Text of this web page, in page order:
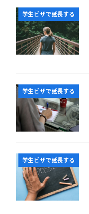
学生ビザで延長する
学生ビザで延長する
学生ビザで延長する